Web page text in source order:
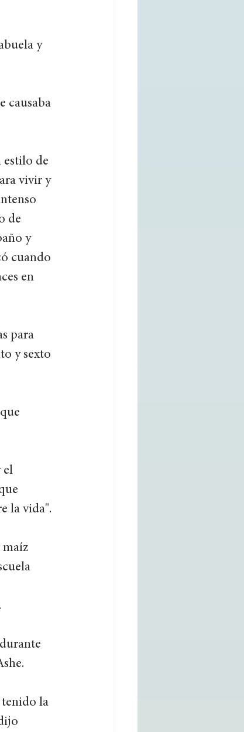
y
causaba
estilo de
vivir y
de
y
cuando
en
para
y sexto
el
la vida".
maíz
tenido la